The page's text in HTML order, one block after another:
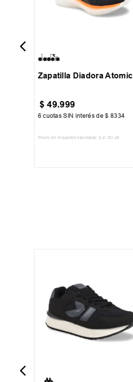
34
Zapatilla Diadora Atomic
$ 49.999
6 cuotas SIN interés de$ 8334
Precio sin impuestos nacionales: $ 41 .321 ,49
39